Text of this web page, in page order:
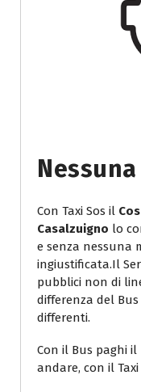
Con Taxi Sos il
Casalzuigno lo
e senza nessuna
ingiustificata.Il
pubblici non di
differenza del
differenti.
Con il Bus paghi
andare, con il